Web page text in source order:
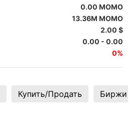
0.00 MOMO
13.36M MOMO
2.00 $
0.00 - 0.00
0%
Купить/Продать Биржи